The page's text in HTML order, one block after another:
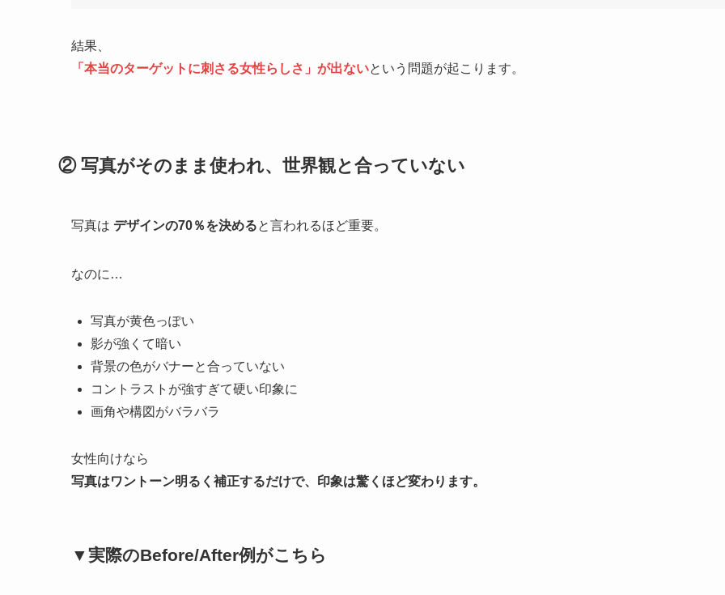
結果、
「本当のターゲットに刺さる女性らしさ」が出ないという問題が起こります。
② 写真がそのまま使われ、世界観と合っていない
写真は デザインの70％を決めると言われるほど重要。
なのに…
写真が黄色っぽい
影が強くて暗い
背景の色がバナーと合っていない
コントラストが強すぎて硬い印象に
画角や構図がバラバラ
女性向けなら
写真はワントーン明るく補正するだけで、印象は驚くほど変わります。
▼実際のBefore/After例がこちら